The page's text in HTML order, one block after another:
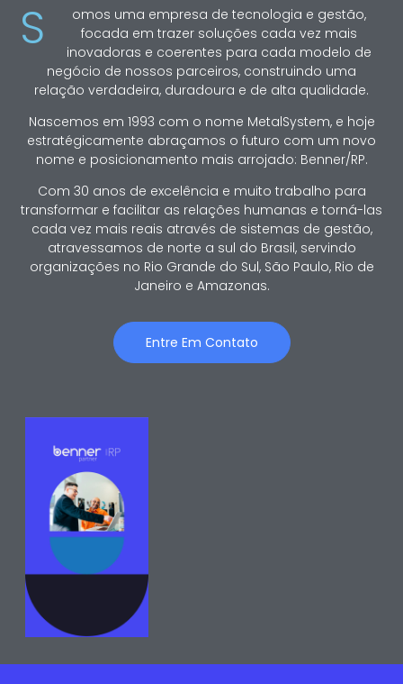
S
omos uma empresa de tecnologia e gestão,
focada em trazer soluções cada vez mais
inovadoras e coerentes para cada modelo de
negócio de nossos parceiros, construindo uma
relação verdadeira, duradoura e de alta qualidade.
Nascemos em 1993 com o nome MetalSystem, e hoje
estratégicamente abraçamos o futuro com um novo
nome e posicionamento mais arrojado: Benner/RP.
Com 30 anos de excelência e muito trabalho para
transformar e facilitar as relações humanas e torná-las
cada vez mais reais através de sistemas de gestão,
atravessamos de norte a sul do Brasil, servindo
organizações no Rio Grande do Sul, São Paulo, Rio de
Janeiro e Amazonas.
Entre Em Contato